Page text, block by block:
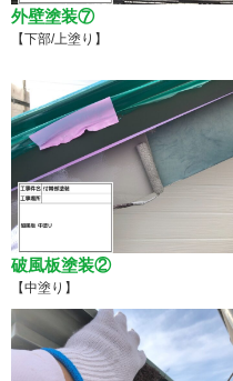
外壁塗装⑦
【下部/上塗り】
破風板塗装②
【中塗り】